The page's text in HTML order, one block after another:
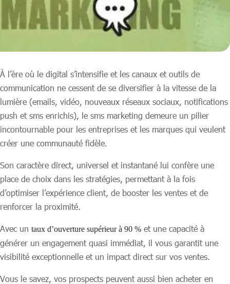
À l’ère où le digital s’intensifie et les canaux et outils de
communication ne cessent de se diversifier à la vitesse de la
lumière (emails, vidéo, nouveaux réseaux sociaux, notifications
push et sms enrichis), le sms marketing demeure un pilier
incontournable pour les entreprises et les marques qui veulent
créer une communauté fidèle.
Son caractère direct, universel et instantané lui confère une
place de choix dans les stratégies, permettant à la fois
d’optimiser l’expérience client, de booster les ventes et de
renforcer la proximité.
Avec un taux d’ouverture supérieur à 90 % et une capacité à
générer un engagement quasi immédiat, il vous garantit une
visibilité exceptionnelle et un impact direct sur vos ventes.
Vous le savez, vos prospects peuvent aussi bien acheter en